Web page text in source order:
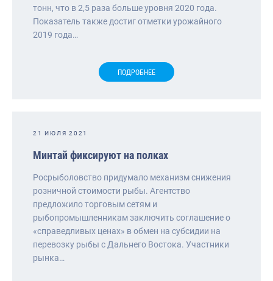
тонн, что в 2,5 раза больше уровня 2020 года.
Показатель также достиг отметки урожайного
2019 года…
ПОДРОБНЕЕ
21 ИЮЛЯ 2021
Минтай фиксируют на полках
Росрыболовство придумало механизм снижения
розничной стоимости рыбы. Агентство
предложило торговым сетям и
рыбопромышленникам заключить соглашение о
«справедливых ценах» в обмен на субсидии на
перевозку рыбы с Дальнего Востока. Участники
рынка…